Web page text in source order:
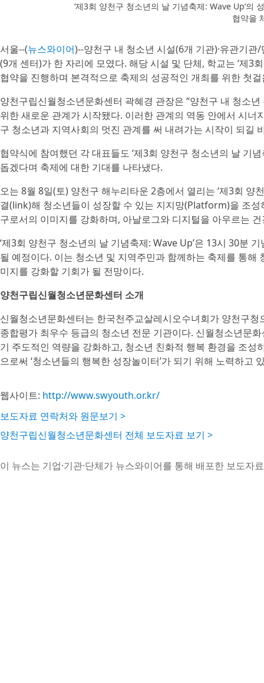
‘제3회 양천구 청소년의 날 기념축제: Wave Up’의
협약을
서울--(뉴스와이어)--양천구 내 청소년 시설(6개 기관)·유관기관
(9개 센터)가 한 자리에 모였다. 해당 시설 및 단체, 학교는 ‘제3
협약을 진행하며 본격적으로 축제의 성공적인 개최를 위한 첫
양천구립신월청소년문화센터 곽혜경 관장은 “양천구 내 청소
위한 새로운 관계가 시작됐다. 이러한 관계의 역동 안에서 시
구 청소년과 지역사회의 멋진 관계를 써 내려가는 시작이 되길
협약식에 참여했던 각 대표들도 ‘제3회 양천구 청소년의 날 기
돕겠다며 축제에 대한 기대를 나타냈다.
오는 8월 8일(토) 양천구 해누리타운 2층에서 열리는 ‘제3회
결(link)해 청소년들이 성장할 수 있는 지지망(Platform)을 조
구로서의 이미지를 강화하며, 아날로그와 디지털을 아우르는
‘제3회 양천구 청소년의 날 기념축제: Wave Up’은 13시 30분
될 예정이다. 이는 청소년 및 지역주민과 함께하는 축제를 통
미지를 강화할 기회가 될 전망이다.
양천구립신월청소년문화센터 소개
신월청소년문화센터는 한국천주교살레시오수녀회가 양천구
종합평가 최우수 등급의 청소년 전문 기관이다. 신월청소년문
기 주도적인 역량을 강화하고, 청소년 친화적 행복 환경을 조
으로써 ‘청소년들의 행복한 성장놀이터’가 되기 위해 노력하고
웹사이트: http://www.swyouth.or.kr/
보도자료 연락처와 원문보기 >
양천구립신월청소년문화센터 전체 보도자료 보기 >
이 뉴스는 기업·기관·단체가 뉴스와이어를 통해 배포한 보도자